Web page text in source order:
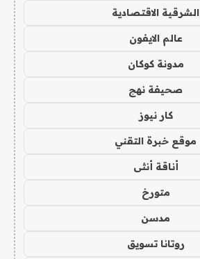
الشرقية الاقتصادية
عالم الايفون
مدونة كوكان
صحيفة نهج
كار نيوز
موقع خبرة التقني
أناقة أنثى
متورخ
مدسن
روتانا تسويق